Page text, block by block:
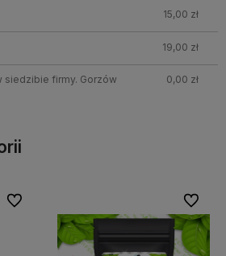
15,00 zł
19,00 zł
siedzibie firmy. Gorzów
0,00 zł
Do ulubionych Do